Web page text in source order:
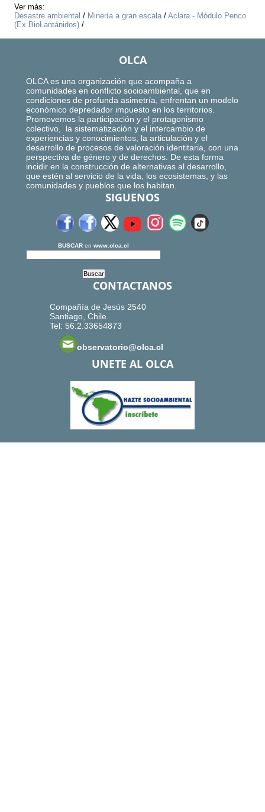
Ver más:
Desastre ambiental / Minería a gran escala/ Aclara - Módulo Penco
(Ex BioLantánidos) /
OLCA
OLCA es una organización que acompaña a
comunidades en conflicto socioambiental, que en
condiciones de profunda asimetría, enfrentan un modelo
económico depredador impuesto en los territorios.
Promovemos la participación y el protagonismo
colectivo, la sistematización y el intercambio de
experiencias y conocimientos, la articulación y el
desarrollo de procesos de valoración identitaria, con una
perspectiva de género y de derechos. De esta forma
incidir en la construcción de alternativas al desarrollo,
que estén al servicio de la vida, los ecosistemas, y las
comunidades y pueblos que los habitan.
SIGUENOS
BUSCAR en www.olca.cl
CONTACTANOS
Compañía de Jesús 2540
Santiago, Chile.
Tel: 56.2.33654873
observatorio@olca.cl
UNETE AL OLCA